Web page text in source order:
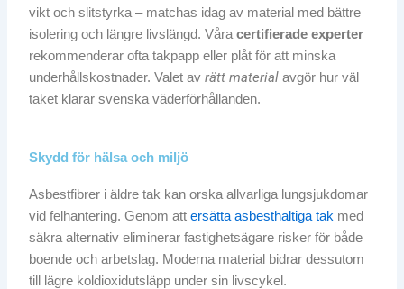
vikt och slitstyrka – matchas idag av material med bättre
isolering och längre livslängd. Våracertifierade experter
rekommenderar ofta takpapp eller plåt för att minska
underhållskostnader. Valet avrätt material avgör hur väl
taket klarar svenska väderförhållanden.
Skydd för hälsa och miljö
Asbestfibrer i äldre tak kan orska allvarliga lungsjukdomar
vid felhantering. Genom attersätta asbesthaltiga tak med
säkra alternativ eliminerar fastighetsägare risker för både
boende och arbetslag. Moderna material bidrar dessutom
till lägre koldioxidutsläpp under sin livscykel.